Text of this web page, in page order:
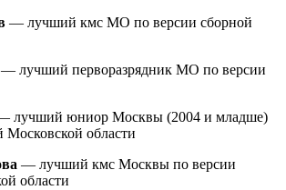
— лучший кмс МО по версии сборной
— лучший перворазрядник МО по версии
лучший юниор Москвы (2004 и младше)
Московской области
— лучший кмс Москвы по версии
области